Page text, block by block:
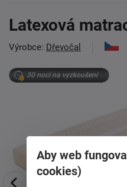
Latexová
Výrobce: Dřevočal
30 nocí na vyzkoušení
Aby web
cookies)